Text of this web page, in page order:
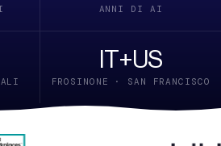
ANNI DI AI
IT+US
FROSINONE · SAN FRANCISCO